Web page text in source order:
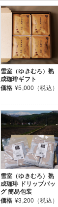
雪室（ゆきむろ）熟
成珈琲ギフト
価格 ¥5,000（税込）
雪室（ゆきむろ）熟
成珈琲 ドリップバッ
グ 簡易包装
価格 ¥3,200（税込）